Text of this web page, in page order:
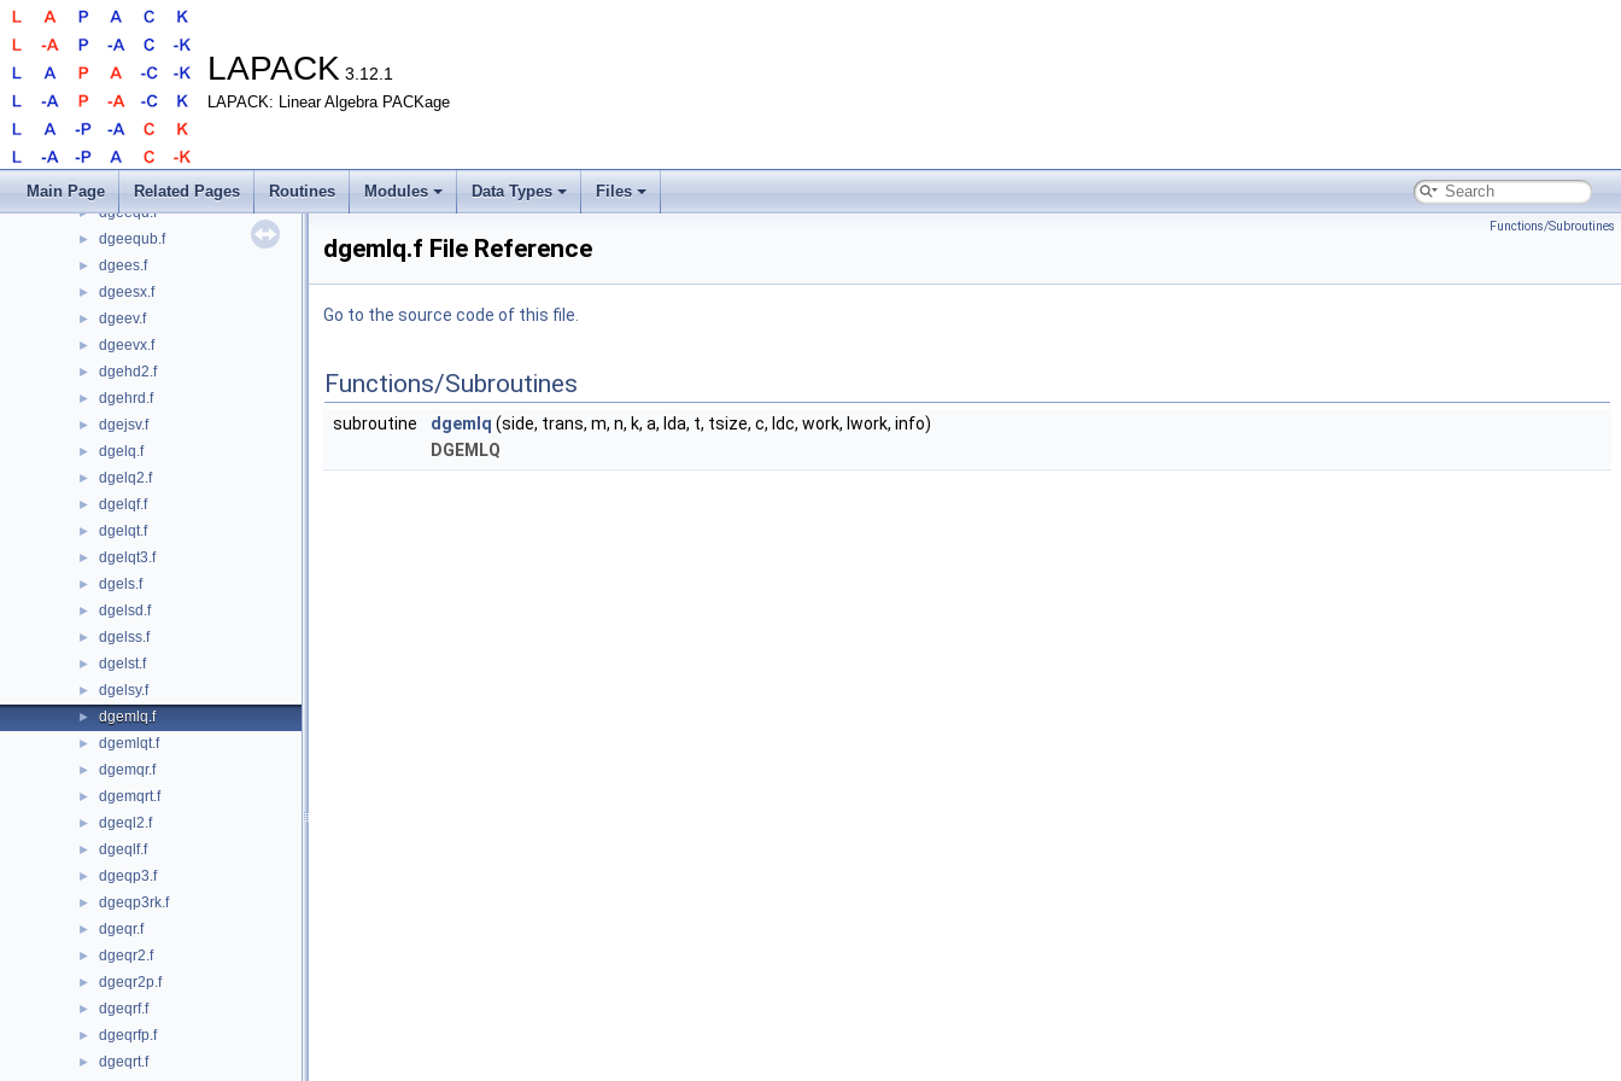
LAPACK 3.12.1
LAPACK: Linear Algebra PACKage
Main Page Related Pages Routines Modules Data Types Files
► dgebak.f
► dgebal.f
► dgebd2.f
► dgebrd.f
► dgecon.f
► dgedmd.f90
► dgedmdq.f90
► dgeequ.f
► dgeequb.f
► dgees.f
► dgeesx.f
► dgeev.f
► dgeevx.f
► dgehd2.f
► dgehrd.f
► dgejsv.f
► dgelq.f
► dgelq2.f
► dgelqf.f
► dgelqt.f
► dgelqt3.f
► dgels.f
► dgelsd.f
► dgelss.f
► dgelst.f
► dgelsy.f
► dgemlq.f
► dgemlqt.f
► dgemqr.f
► dgemqrt.f
► dgeql2.f
► dgeqlf.f
► dgeqp3.f
► dgeqp3rk.f
► dgeqr.f
► dgeqr2.f
► dgeqr2p.f
► dgeqrf.f
► dgeqrfp.f
►
dgeqrt.f
Functions/Subroutines
dgemlq.f File Reference
Go to the source code of this file.
Functions/Subroutines
subroutine dgemlq (side, trans, m, n, k, a, lda, t, tsize, c, ldc, work, lwork, info)
DGEMLQ